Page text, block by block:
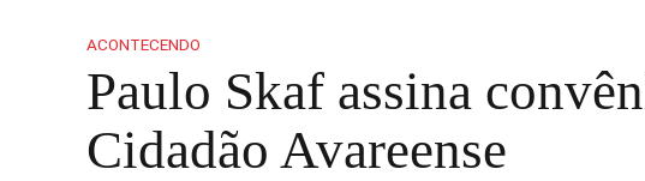
ACONTECENDO
Paulo Skaf assina
Cidadão Avareense